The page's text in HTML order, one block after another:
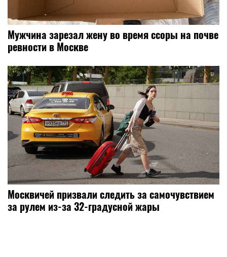
Мужчина зарезал жену во время ссоры на почве
ревности в Москве
Москвичей призвали следить за самочувствием
за рулем из-за 32-градусной жары